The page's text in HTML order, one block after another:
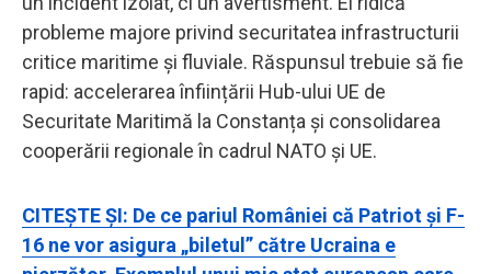
probleme majore privind securitatea infrastructurii
critice maritime și fluviale. Răspunsul trebuie să fie
rapid: accelerarea înființării Hub-ului UE de
Securitate Maritimă la Constanța și consolidarea
cooperării regionale în cadrul NATO și UE.
CITEȘTE ȘI: De ce pariul României că Patriot și F-
16 ne vor asigura „biletul” către Ucraina e